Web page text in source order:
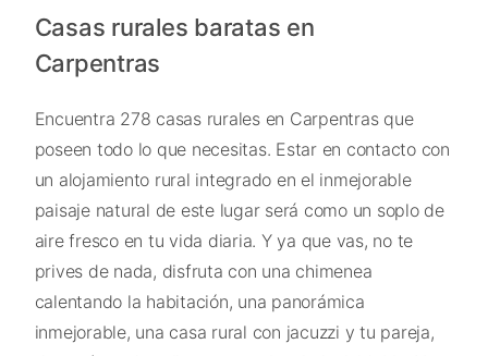
Casas rurales baratas en
Carpentras
Encuentra 278 casas rurales en Carpentras que
poseen todo lo que necesitas. Estar en contacto con
un alojamiento rural integrado en el inmejorable
paisaje natural de este lugar será como un soplo de
aire fresco en tu vida diaria. Y ya que vas, no te
prives de nada, disfruta con una chimenea
calentando la habitación, una panorámica
inmejorable, una casa rural con jacuzzi y tu pareja,